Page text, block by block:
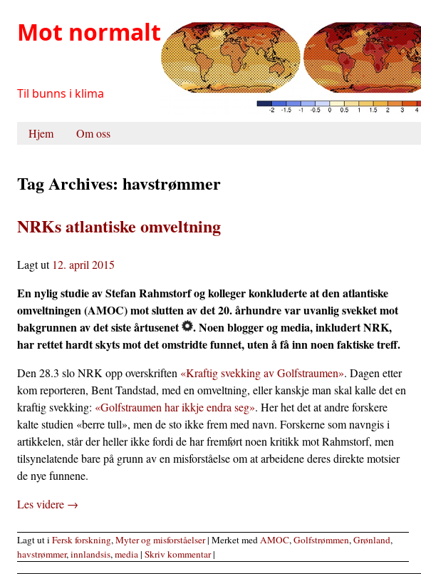
Mot normalt
Til bunns i klima
Hovedmeny
Hopp over, gå til innholdet
Hjem Om oss
Tag Archives: havstrømmer
NRKs atlantiske omveltning
Lagt ut 12. april 2015
En nylig studie av Stefan Rahmstorf og kolleger konkluderte at den atlantiske
omveltningen (AMOC) mot slutten av det 20. århundre var uvanlig svekket mot
bakgrunnen av det siste årtusenet
. Noen blogger og media, inkludert NRK,
har rettet hardt skyts mot det omstridte funnet, uten å få inn noen faktiske treff.
Den 28.3 slo NRK opp overskriften «Kraftig svekking av Golfstraumen». Dagen etter
kom reporteren, Bent Tandstad, med en omveltning, eller kanskje man skal kalle det en
kraftig svekking: «Golfstraumen har ikkje endra seg». Her het det at andre forskere
kalte studien «berre tull», men de sto ikke frem med navn. Forskerne som navngis i
artikkelen, står der heller ikke fordi de har fremført noen kritikk mot Rahmstorf, men
tilsynelatende bare på grunn av en misforståelse om at arbeidene deres direkte motsier
de nye funnene.
Les videre →
Lagt ut i Fersk forskning,Myter og misforståelser| Merket medAMOC,Golfstrømmen,Grønland,
havstrømmer,innlandsis,media| Skriv kommentar|